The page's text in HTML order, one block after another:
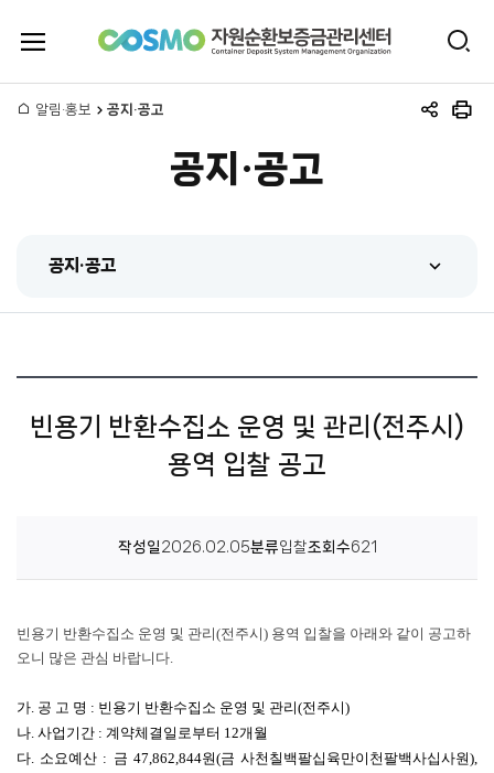
자
보
금
관
터
전
체
메
뉴
검
공지·공고
공지·공고
간행물
홈
알림·홍보 공지·공고
공
인
공지·공고
빈용기 반환수집소 운영 및 관리(전주시)
용역 입찰 공고
작성일 2026.02.05분류입찰조회수621
빈용기 반환수집소 운영 및 관리(전주시) 용역 입찰을 아래와 같이 공고하
오니 많은 관심 바랍니다.
가. 공 고 명 : 빈용기 반환수집소 운영 및 관리(전주시)
나. 사업기간 : 계약체결일로부터 12개월
다. 소요예산 : 금 47,862,844원(금 사천칠백팔십육만이천팔백사십사원),